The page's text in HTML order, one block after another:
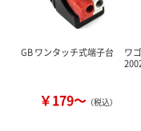
GB ワンタッチ式端子台
￥179～ （税込）
ワ